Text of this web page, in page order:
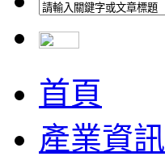
首頁
產業資訊